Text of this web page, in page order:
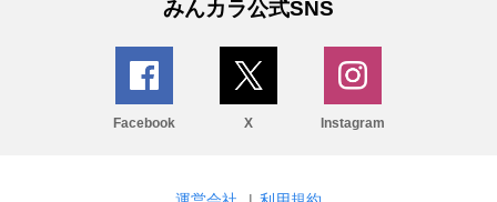
みんカラ公式SNS
Facebook X Instagram